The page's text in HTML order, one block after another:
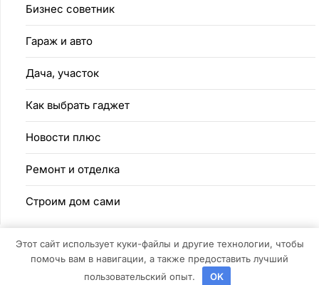
Бизнес советник
Гараж и авто
Дача, участок
Как выбрать гаджет
Новости плюс
Ремонт и отделка
Строим дом сами
©2026 Устойчивое строительство| Дизайн:
Газетная тема WordPress
Этот сайт использует куки-файлы и другие технологии, чтобы
помочь вам в навигации, а также предоставить лучший
пользовательский опыт.
OK